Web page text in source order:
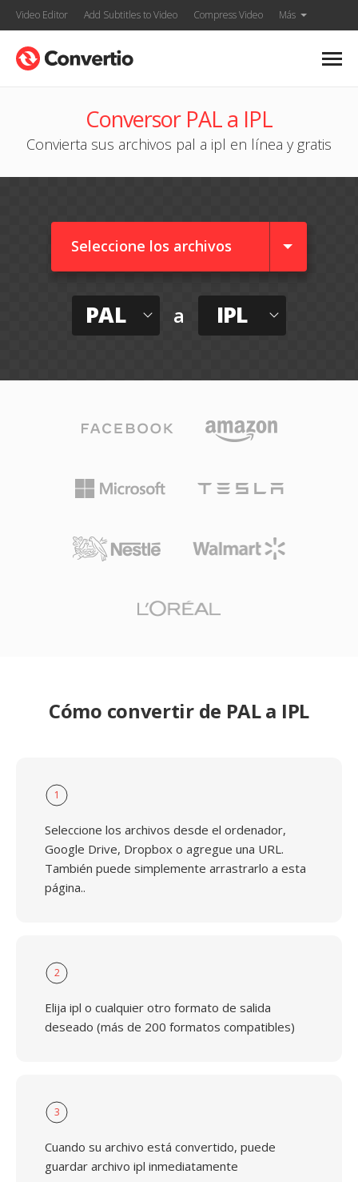
Video Editor Add Subtitles to Video Compress Video Más
Conversor PAL a IPL
Convierta sus archivos pal a ipl en línea y gratis
Seleccione los archivos
PAL a IPL
Cómo convertir de PAL a IPL
1
Seleccione los archivos desde el ordenador,
Google Drive, Dropbox o agregue una URL.
También puede simplemente arrastrarlo a esta
página..
2
Elija ipl o cualquier otro formato de salida
deseado (más de 200 formatos compatibles)
3
Cuando su archivo está convertido, puede
guardar archivo ipl inmediatamente